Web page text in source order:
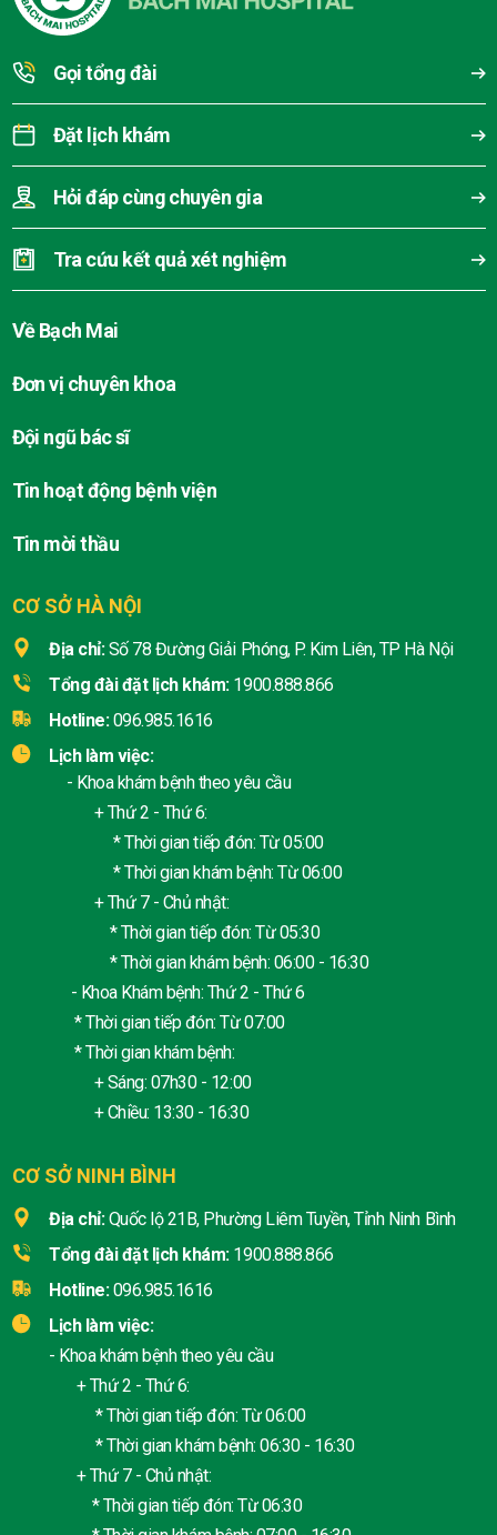
CƠ SỞ HÀ NỘI
Địa chỉ: Số 78 Đường Giải Phóng, P. Kim Liên, TP Hà Nội
Tổng đài đặt lịch khám: 1900.888.866
Hotline: 096.985.1616
Lịch làm việc:
- Khoa khám bệnh theo yêu cầu
+ Thứ 2 - Thứ 6:
* Thời gian tiếp đón: Từ 05:00
* Thời gian khám bệnh: Từ 06:00
+ Thứ 7 - Chủ nhật:
* Thời gian tiếp đón: Từ 05:30
* Thời gian khám bệnh: 06:00 - 16:30
- Khoa Khám bệnh: Thứ 2 - Thứ 6
* Thời gian tiếp đón: Từ 07:00
* Thời gian khám bệnh:
+ Sáng: 07h30 - 12:00
+ Chiều: 13:30 - 16:30
CƠ SỞ NINH BÌNH
Địa chỉ: Quốc lộ 21B, Phường Liêm Tuyền, Tỉnh Ninh Bình
Tổng đài đặt lịch khám: 1900.888.866
Hotline: 096.985.1616
Lịch làm việc:
- Khoa khám bệnh theo yêu cầu
+ Thứ 2 - Thứ 6:
* Thời gian tiếp đón: Từ 06:00
* Thời gian khám bệnh: 06:30 - 16:30
+ Thứ 7 - Chủ nhật:
* Thời gian tiếp đón: Từ 06:30
Gọi tổng đài
Đặt lịch khám
Hỏi đáp cùng chuyên gia
Tra cứu kết quả xét nghiệm
Về Bạch Mai
Đơn vị chuyên khoa
Đội ngũ bác sĩ
Tin hoạt động bệnh viện
Tin mời thầu